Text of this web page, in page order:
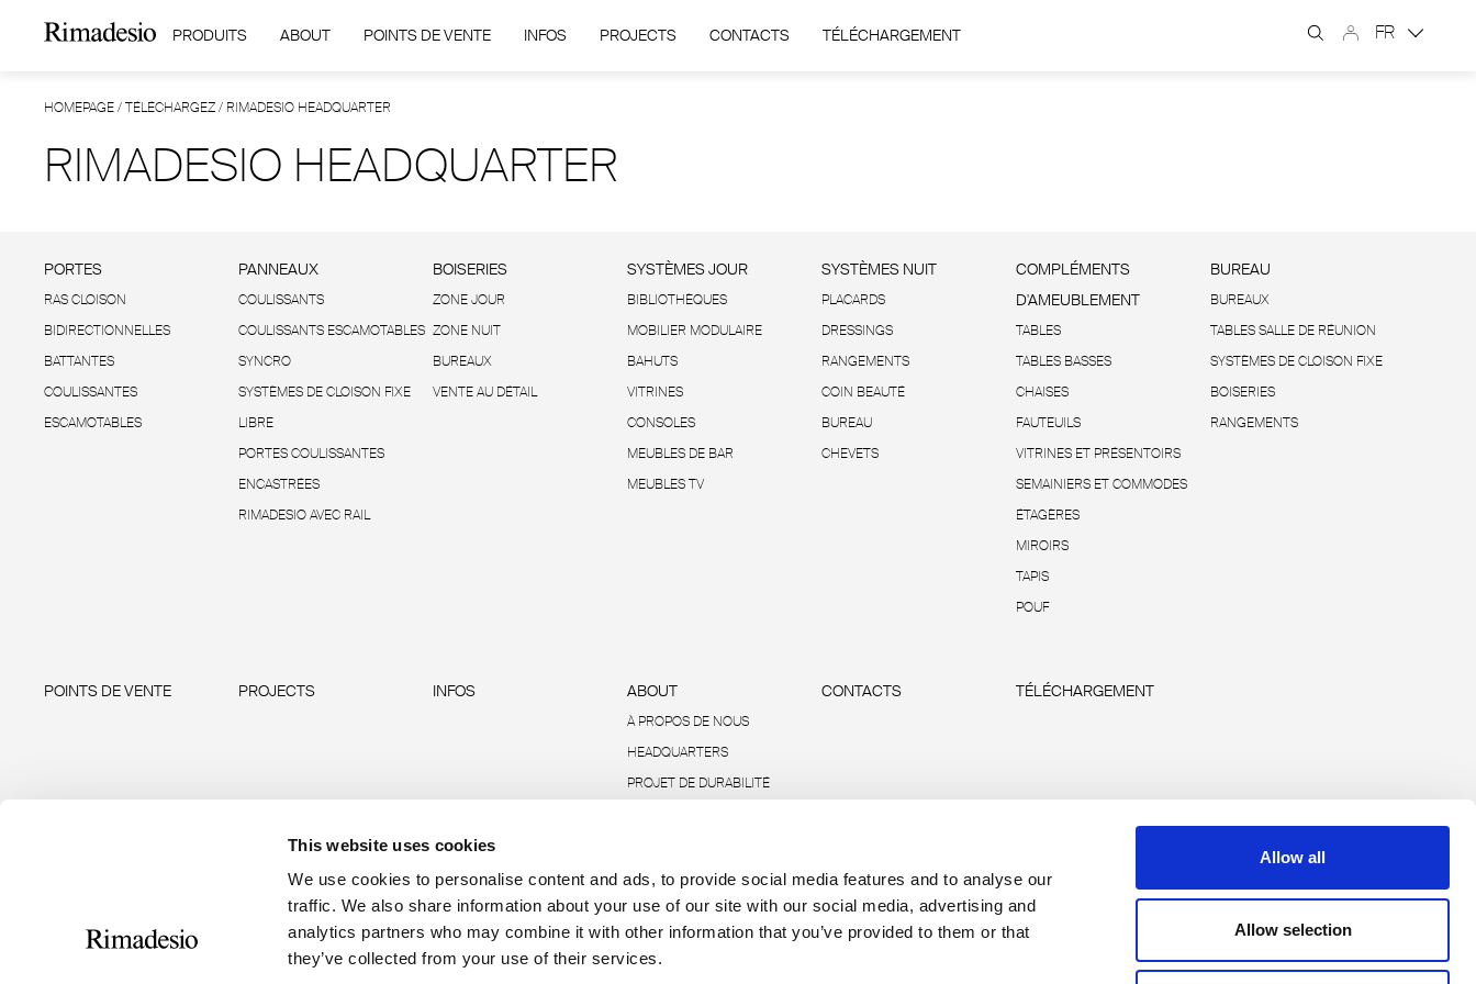
This website uses cookies
We use cookies to personalise content and ads, to provide social media features and to analyse our
traffic. We also share information about your use of our site with our social media, advertising and
analytics partners who may combine it with other information that you’ve provided to them or that
they’ve collected from your use of their services.
Allow all
Allow selection
PRODUITS ABOUT POINTS DE VENTE INFOS PROJECTS CONTACTS TÉLÉCHARGEMENT FR
HOMEPAGE/TÉLÉCHARGEZ/ RIMADESIO HEADQUARTER
RIMADESIO HEADQUARTER
PORTES
RAS CLOISON
BIDIRECTIONNELLES
BATTANTES
COULISSANTES
ESCAMOTABLES
PANNEAUX
COULISSANTS
COULISSANTS ESCAMOTABLES
SYNCRO
SYSTÈMES DE CLOISON FIXE
LIBRE
PORTES COULISSANTES
ENCASTRÉES
RIMADESIO AVEC RAIL
BOISERIES
ZONE JOUR
ZONE NUIT
BUREAUX
VENTE AU DÉTAIL
SYSTÈMES JOUR
BIBLIOTHÈQUES
MOBILIER MODULAIRE
BAHUTS
VITRINES
CONSOLES
MEUBLES DE BAR
MEUBLES TV
SYSTÈMES NUIT
PLACARDS
DRESSINGS
RANGEMENTS
COIN BEAUTÉ
BUREAU
CHEVETS
COMPLÉMENTS
D'AMEUBLEMENT
TABLES
TABLES BASSES
CHAISES
FAUTEUILS
VITRINES ET PRÉSENTOIRS
SEMAINIERS ET COMMODES
ÉTAGÈRES
MIROIRS
TAPIS
POUF
BUREAU
BUREAUX
TABLES SALLE DE RÉUNION
SYSTÈMES DE CLOISON FIXE
BOISERIES
RANGEMENTS
POINTS DE VENTE PROJECTS INFOS ABOUT
À PROPOS DE NOUS
HEADQUARTERS
PROJET DE DURABILITÉ
R-ACADEMY
CONTACTS TÉLÉCHARGEMENT